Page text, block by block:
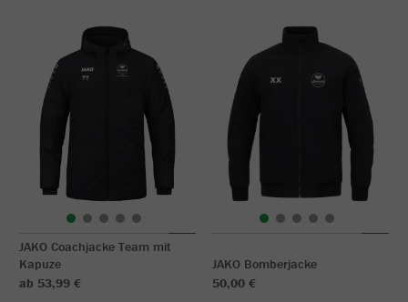
JAKO Coachjacke Team mit
Kapuze
ab 53,99 €
JAKO Bomberjacke
50,00 €